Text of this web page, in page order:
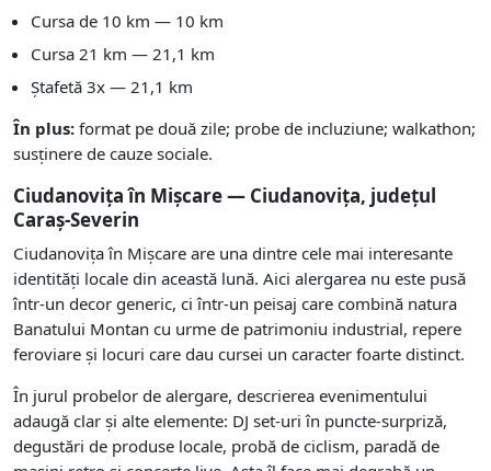
Cursa de 10 km — 10 km
Cursa 21 km — 21,1 km
Ștafetă 3x — 21,1 km
În plus:format pe două zile; probe de incluziune; walkathon;
susținere de cauze sociale.
Ciudanovița în Mișcare — Ciudanovița, județul
Caraș-Severin
Ciudanovița în Mișcare are una dintre cele mai interesante
identități locale din această lună. Aici alergarea nu este pusă
într-un decor generic, ci într-un peisaj care combină natura
Banatului Montan cu urme de patrimoniu industrial, repere
feroviare și locuri care dau cursei un caracter foarte distinct.
În jurul probelor de alergare, descrierea evenimentului
adaugă clar și alte elemente: DJ set-uri în puncte-surpriză,
degustări de produse locale, probă de ciclism, paradă de